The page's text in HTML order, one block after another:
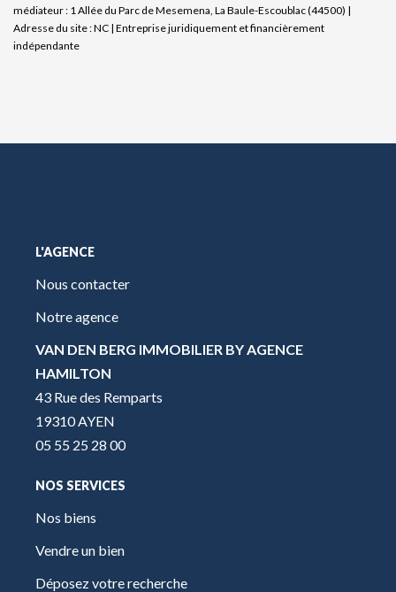
médiateur : 1 Allée du Parc de Mesemena, La Baule-Escoublac (44500) |
Adresse du site : NC | Entreprise juridiquement et financièrement
indépendante
L'AGENCE
Nous contacter
Notre agence
VAN DEN BERG IMMOBILIER BY AGENCE
HAMILTON
43 Rue des Remparts
19310 AYEN
05 55 25 28 00
NOS SERVICES
Nos biens
Vendre un bien
Déposez votre recherche